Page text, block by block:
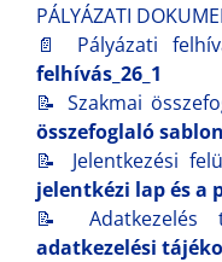
PÁLYÁZATI
📄 Pályázati
felhívás_26_1
📝 Szakmai
összefoglaló sablon
📝 Jelentkezési
jelentkézi lap és a
📝 Adatkezelés
adatkezelési